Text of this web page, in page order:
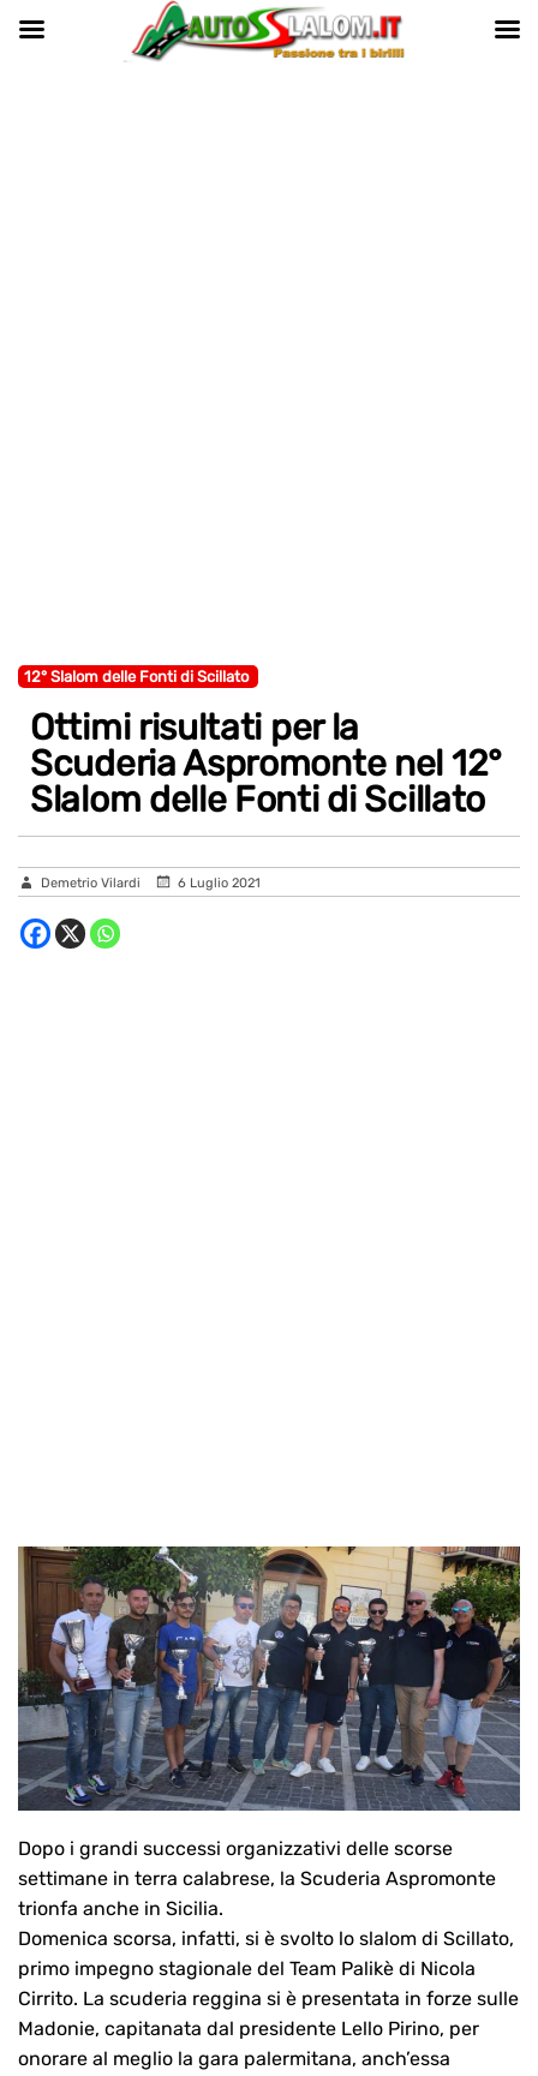
12° Slalom delle Fonti di Scillato
Ottimi risultati per la
Scuderia Aspromonte nel 12°
Slalom delle Fonti di Scillato
Demetrio Vilardi 6 Luglio 2021
Dopo i grandi successi organizzativi delle scorse
settimane in terra calabrese, la Scuderia Aspromonte
trionfa anche in Sicilia.
Domenica scorsa, infatti, si è svolto lo slalom di Scillato,
primo impegno stagionale del Team Palikè di Nicola
Cirrito. La scuderia reggina si è presentata in forze sulle
Madonie, capitanata dal presidente Lello Pirino, per
onorare al meglio la gara palermitana, anch’essa